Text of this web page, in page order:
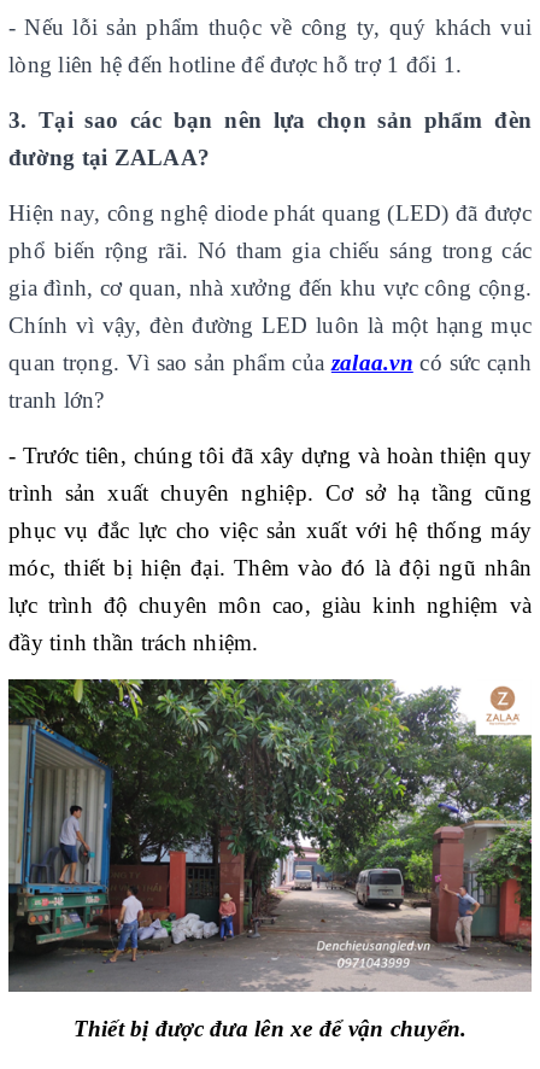
- Nếu lỗi sản phẩm thuộc về công ty, quý khách vui
lòng liên hệ đến hotline để được hỗ trợ 1 đổi 1.
3. Tại sao các bạn nên lựa chọn sản phẩm đèn
đường tại ZALAA?
Hiện nay, công nghệ diode phát quang (LED) đã được
phổ biến rộng rãi. Nó tham gia chiếu sáng trong các
gia đình, cơ quan, nhà xưởng đến khu vực công cộng.
Chính vì vậy, đèn đường LED luôn là một hạng mục
quan trọng. Vì sao sản phẩm củazalaa.vn có sức cạnh
tranh lớn?
- Trước tiên, chúng tôi đã xây dựng và hoàn thiện quy
trình sản xuất chuyên nghiệp. Cơ sở hạ tầng cũng
phục vụ đắc lực cho việc sản xuất với hệ thống máy
móc, thiết bị hiện đại. Thêm vào đó là đội ngũ nhân
lực trình độ chuyên môn cao, giàu kinh nghiệm và
đầy tinh thần trách nhiệm.
Thiết bị được đưa lên xe để vận chuyển.